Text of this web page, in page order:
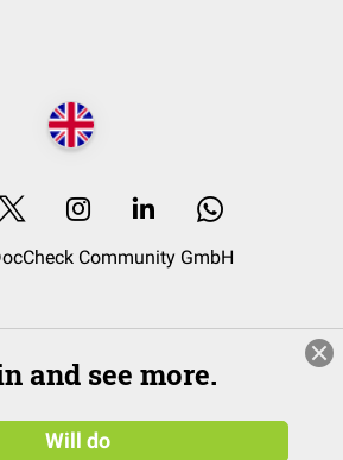
Community GmbH
and see more.
Will do